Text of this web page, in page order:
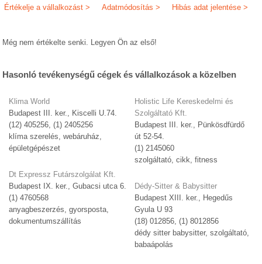
Hibás adat jelentése >
Adatmódosítás >
Értékelje a vállalkozást >
Még nem értékelte senki. Legyen Ön az első!
Hasonló tevékenységű cégek és vállalkozások a közelben
Klima World
Budapest III. ker., Kiscelli U.74.
(12) 405256, (1) 2405256
klíma szerelés, webáruház,
épületgépészet
Dt Expressz Futárszolgálat Kft.
Budapest IX. ker., Gubacsi utca 6.
(1) 4760568
anyagbeszerzés, gyorsposta,
dokumentumszállítás
Holistic Life Kereskedelmi és
Szolgáltató Kft.
Budapest III. ker., Pünkösdfürdő
út 52-54.
(1) 2145060
szolgáltató, cikk, fitness
Dédy-Sitter & Babysitter
Budapest XIII. ker., Hegedűs
Gyula U 93
(18) 012856, (1) 8012856
dédy sitter babysitter, szolgáltató,
babaápolás